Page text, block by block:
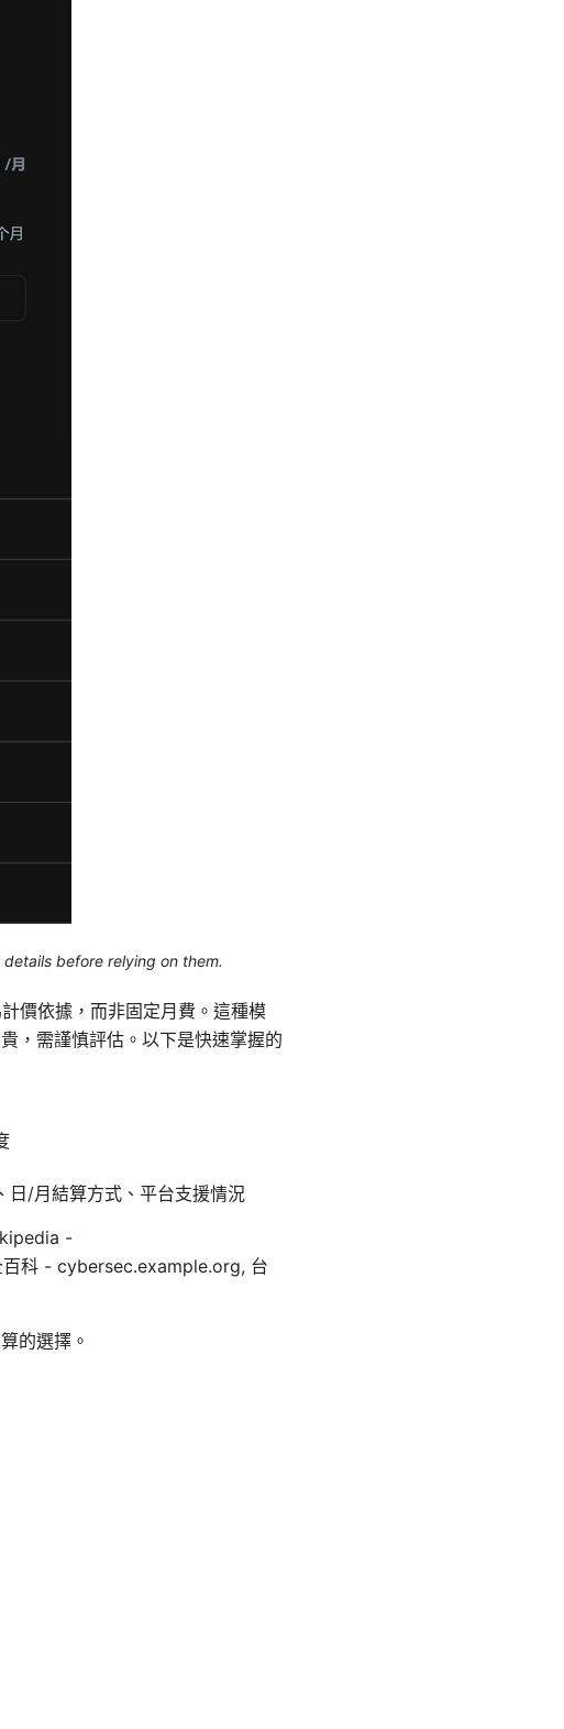
before relying on them.
價依據，而非固定月費。這種模
，需謹慎評估。以下是快速掌握的
日/月結算方式、平台支援情況
-
科 - cybersec.example.org, 台
的選擇。